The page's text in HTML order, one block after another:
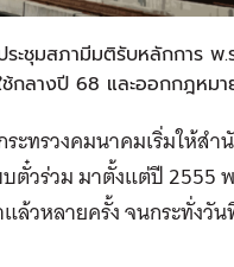
ระชุมสภามีมติรับหลักการ พ.
ช้กลางปี 68 และออกกฎหม
ระทรวงคมนาคมเริ่มให้ส
วร่วม มาตั้งแต่ปี 2555
ล้วหลายครั้ง จนกระทั่งวั